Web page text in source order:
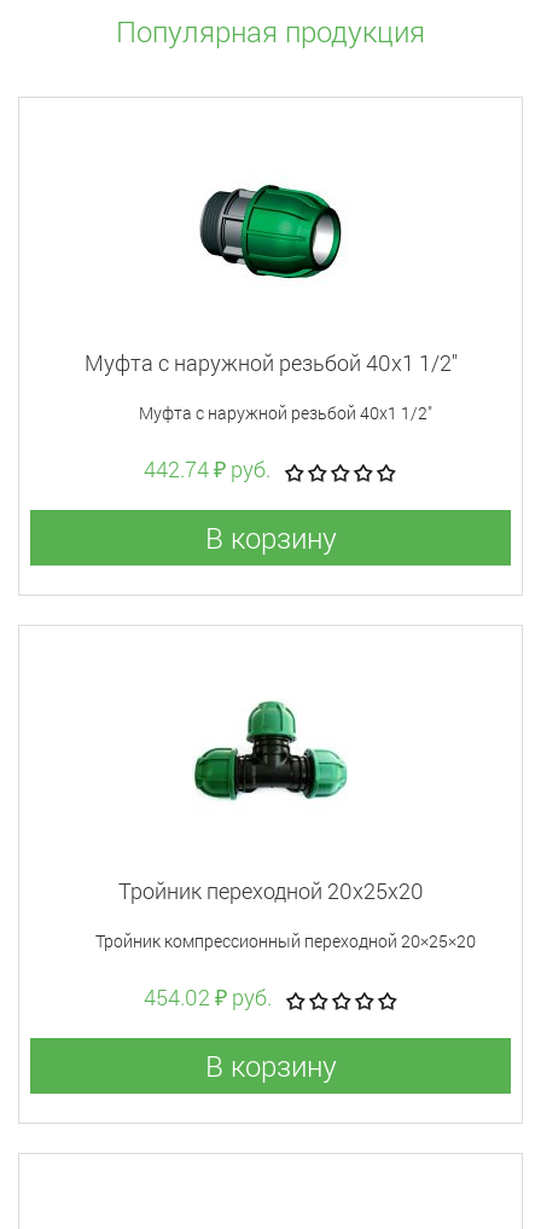
Популярная продукция
Муфта с наружной резьбой 40x1 1/2"
Муфта с наружной резьбой 40x1 1/2"
442.74 ₽ руб.
В корзину
Тройник переходной 20x25x20
Тройник компрессионный переходной 20×25×20
454.02 ₽ руб.
В корзину